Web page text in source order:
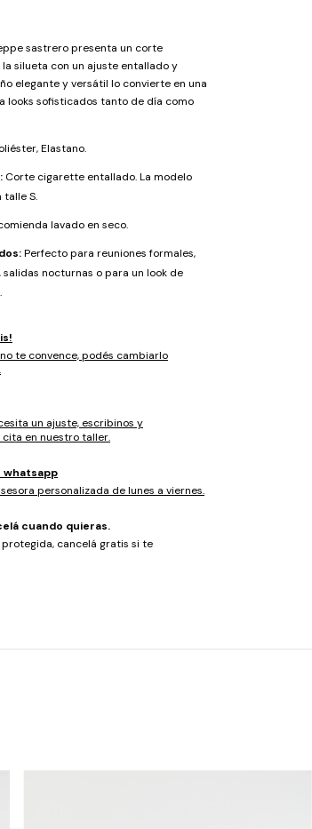
sastrero presenta un corte
silueta con un ajuste entallado y
elegante y versátil lo convierte en una
looks sofisticados tanto de día como
Elastano.
Corte cigarette entallado. La modelo
talle S.
lavado en seco.
Perfecto para reuniones formales,
salidas nocturnas o para un look de
te convence, podés cambiarlo
un ajuste, escribinos y
en nuestro taller.
personalizada de lunes a viernes.
cuando quieras.
cancelá gratis si te